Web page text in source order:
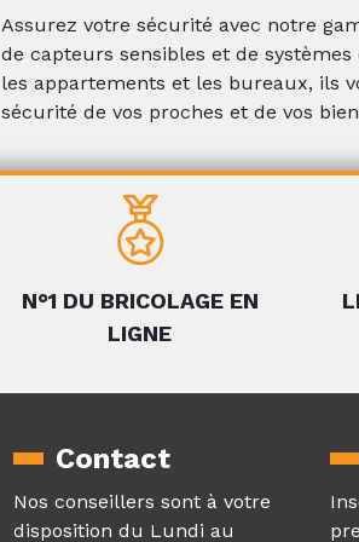
Assurez votre sécurité avec notre
de capteurs sensibles et de
les appartements et les bureaux, ils
sécurité de vos proches et de vos
N°1 DU BRICOLAGE EN
LIGNE
Contact
Nos conseillers sont à votre
disposition du Lundi au